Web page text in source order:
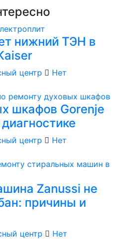
нижний ТЭН в
центр
Нет
ремонту духовых шкафов
шкафов Gorenje
центр
Нет
стиральных машин в
Zanussi не
причины и
центр
Нет